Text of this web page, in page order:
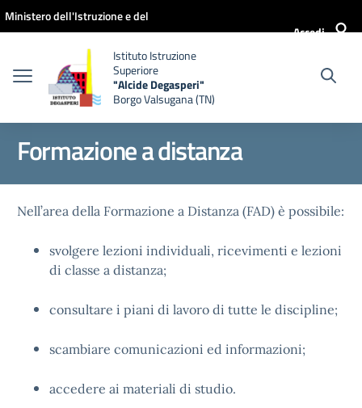
Vai ai contenuti
Vai al menu di navigazione
Vai al footer
Ministero dell'Istruzione e del
Accedi
Istituto Istruzione
Superiore
"Alcide Degasperi"
Borgo Valsugana (TN)
Formazione a distanza
Nell’area della Formazione a Distanza (FAD) è possibile:
svolgere lezioni individuali, ricevimenti e lezioni
di classe a distanza;
consultare i piani di lavoro di tutte le discipline;
scambiare comunicazioni ed informazioni;
accedere ai materiali di studio.